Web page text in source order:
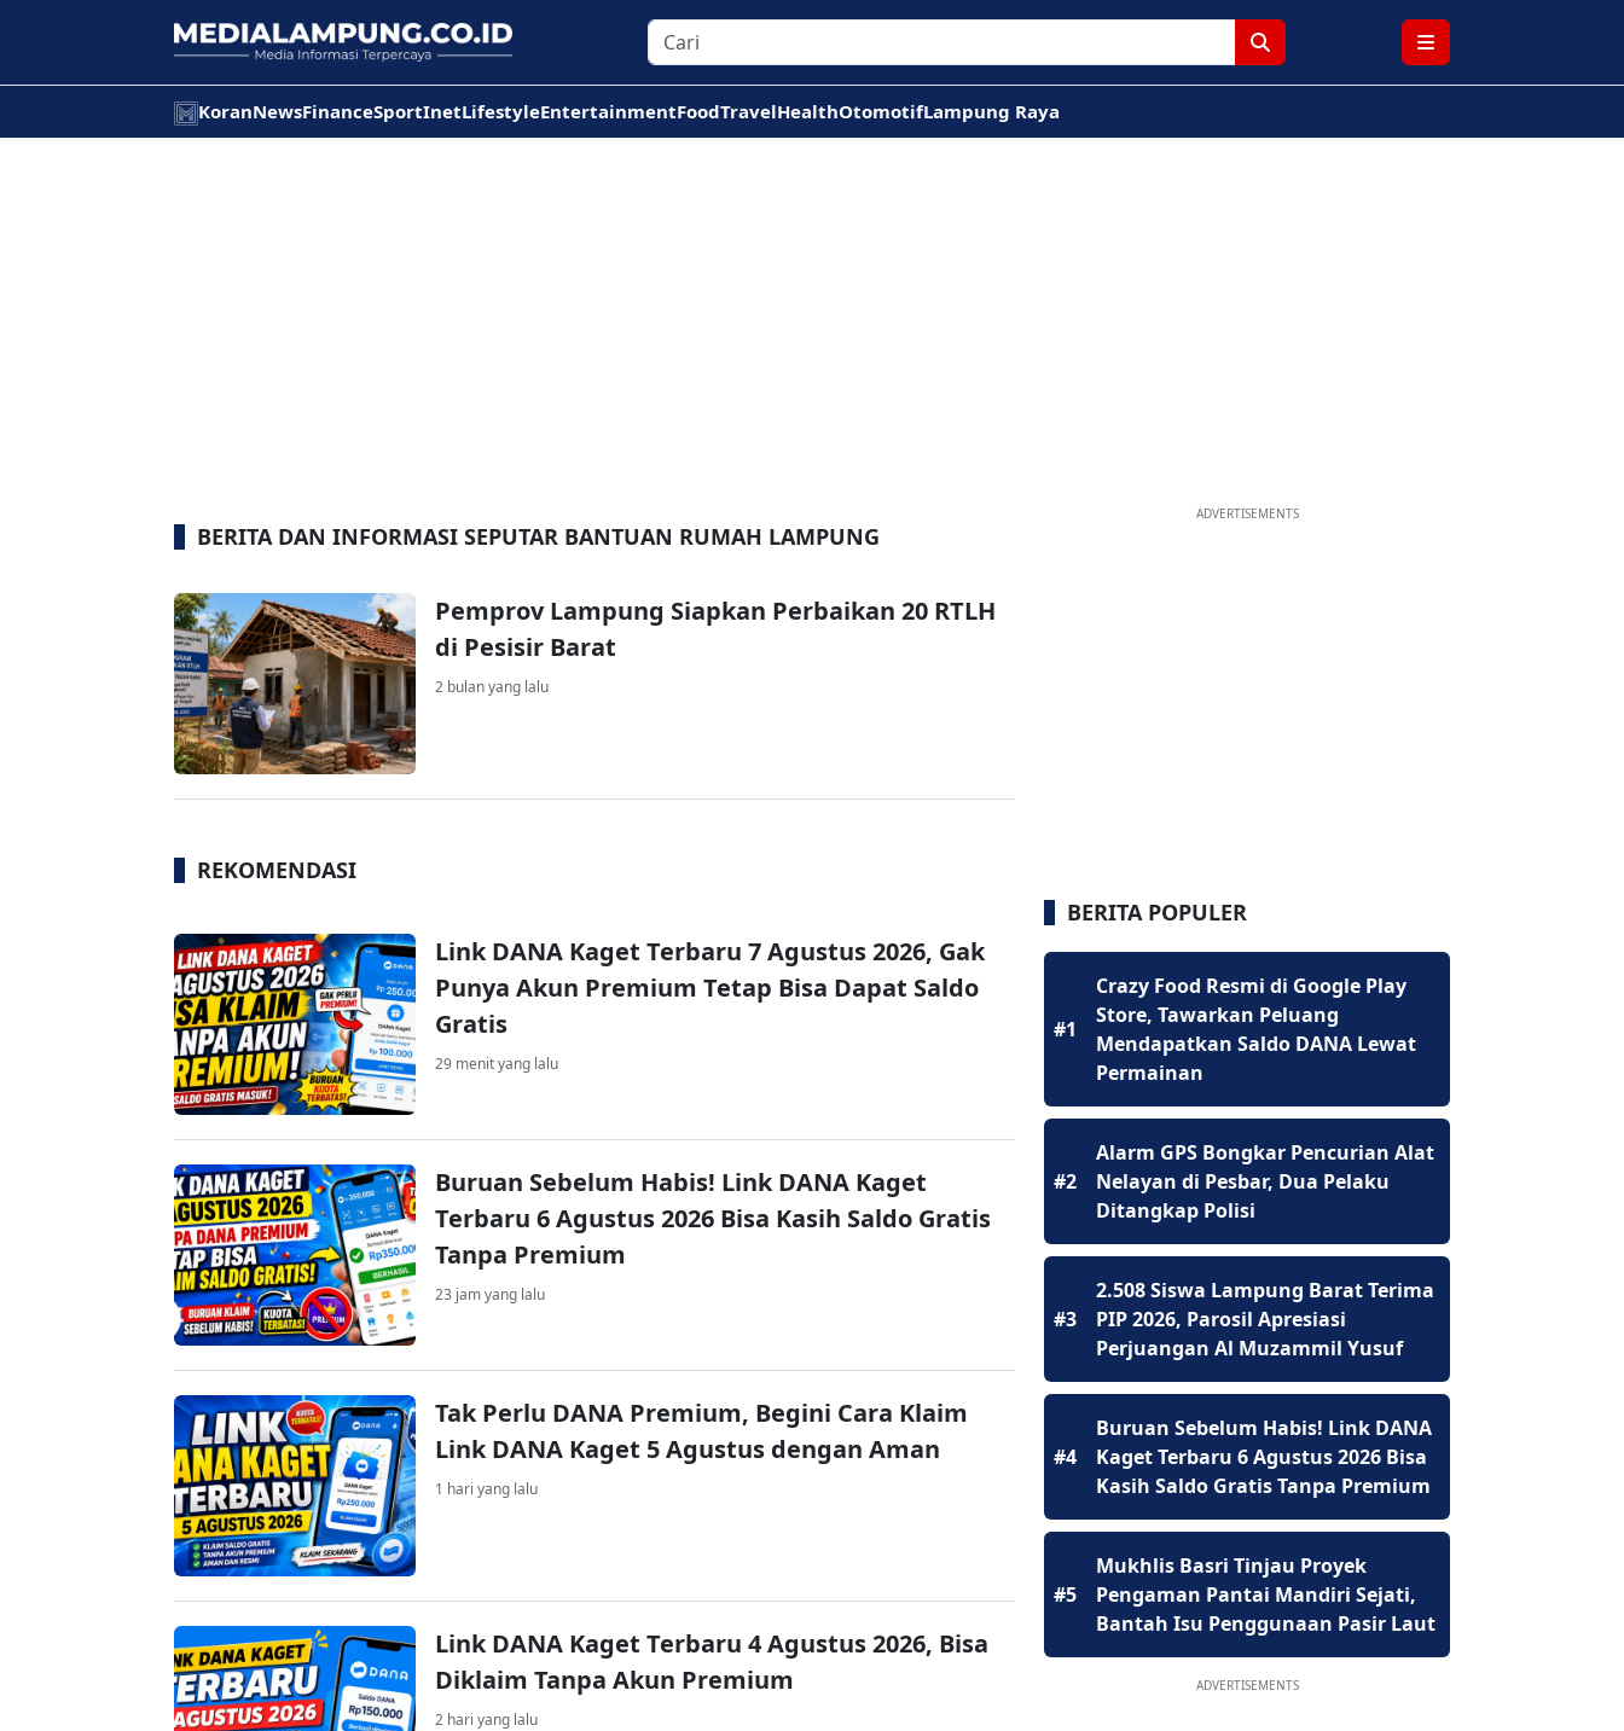
KoranNewsFinanceSportInetLifestyleEntertainmentFoodTravelHealthOtomotifLampung Raya
BERITA DAN INFORMASI SEPUTAR BANTUAN RUMAH LAMPUNG
Pemprov Lampung Siapkan Perbaikan 20 RTLH
di Pesisir Barat
2 bulan yang lalu
REKOMENDASI
Link DANA Kaget Terbaru 7 Agustus 2026, Gak
Punya Akun Premium Tetap Bisa Dapat Saldo
Gratis
29 menit yang lalu
Buruan Sebelum Habis! Link DANA Kaget
Terbaru 6 Agustus 2026 Bisa Kasih Saldo Gratis
Tanpa Premium
23 jam yang lalu
Tak Perlu DANA Premium, Begini Cara Klaim
Link DANA Kaget 5 Agustus dengan Aman
1 hari yang lalu
Link DANA Kaget Terbaru 4 Agustus 2026, Bisa
Diklaim Tanpa Akun Premium
2 hari yang lalu
ADVERTISEMENTS
BERITA POPULER
#1
Crazy Food Resmi di Google Play
Store, Tawarkan Peluang
Mendapatkan Saldo DANA Lewat
Permainan
#2
Alarm GPS Bongkar Pencurian Alat
Nelayan di Pesbar, Dua Pelaku
Ditangkap Polisi
#3
2.508 Siswa Lampung Barat Terima
PIP 2026, Parosil Apresiasi
Perjuangan Al Muzammil Yusuf
#4
Buruan Sebelum Habis! Link DANA
Kaget Terbaru 6 Agustus 2026 Bisa
Kasih Saldo Gratis Tanpa Premium
#5
Mukhlis Basri Tinjau Proyek
Pengaman Pantai Mandiri Sejati,
Bantah Isu Penggunaan Pasir Laut
ADVERTISEMENTS